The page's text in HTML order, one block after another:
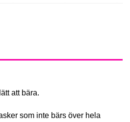
att bära.
som inte bärs över hela